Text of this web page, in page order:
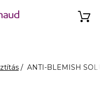
ANTI-BLEMISH